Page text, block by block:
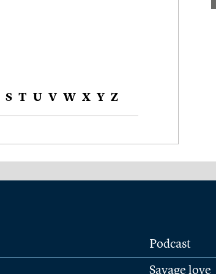
S T U V W X Y Z
Podcast
Savage love